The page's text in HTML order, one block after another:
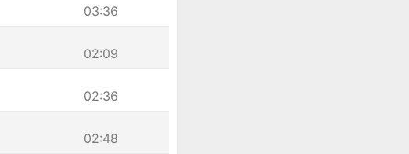
03:36
02:09
02:36
02:48